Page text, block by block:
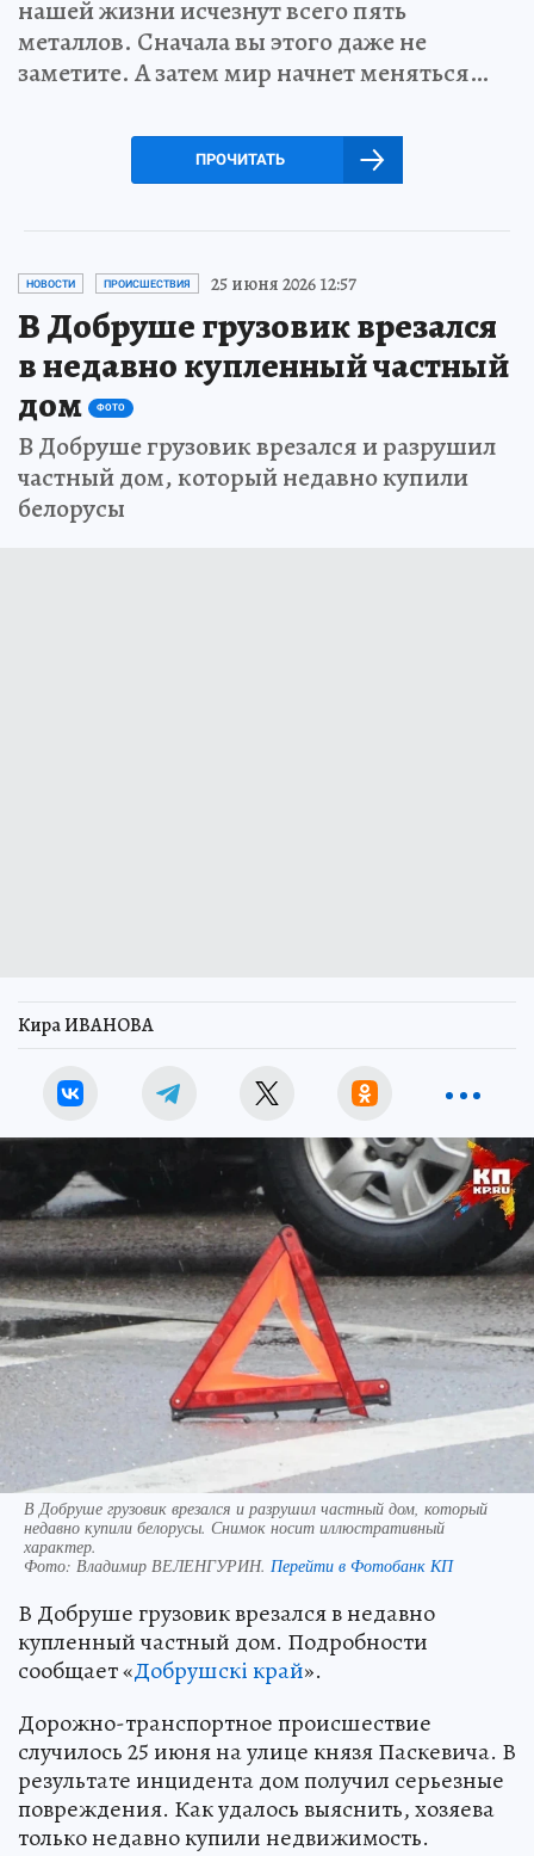
нашей жизни исчезнут всего пять
металлов. Сначала вы этого даже не
заметите. А затем мир начнет меняться…
ПРОЧИТАТЬ
НОВОСТИ ПРОИСШЕСТВИЯ 25 июня 2026 12:57
В Добруше грузовик врезался
в недавно купленный частный
дом
ФОТО
В Добруше грузовик врезался и разрушил
частный дом, который недавно купили
белорусы
Кира ИВАНОВА
В Добруше грузовик врезался и разрушил частный дом, который
недавно купили белорусы. Снимок носит иллюстративный
характер.
Фото: Владимир ВЕЛЕНГУРИН. Перейти в Фотобанк КП
В Добруше грузовик врезался в недавно
купленный частный дом. Подробности
сообщает «Добрушскі край».
Дорожно-транспортное происшествие
случилось 25 июня на улице князя Паскевича. В
результате инцидента дом получил серьезные
повреждения. Как удалось выяснить, хозяева
только недавно купили недвижимость.